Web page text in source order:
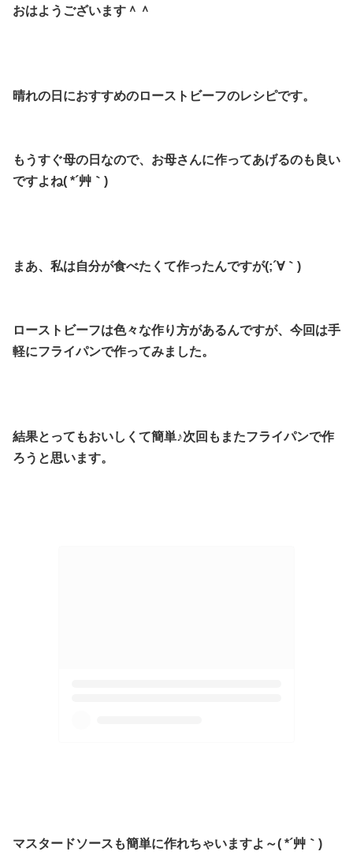
おはようございます＾＾
晴れの日におすすめのローストビーフのレシピです。
もうすぐ母の日なので、お母さんに作ってあげるのも良い
ですよね( *´艸｀)
まあ、私は自分が食べたくて作ったんですが(;´∀｀)
ローストビーフは色々な作り方があるんですが、今回は手
軽にフライパンで作ってみました。
結果とってもおいしくて簡単♪次回もまたフライパンで作
ろうと思います。
マスタードソースも簡単に作れちゃいますよ～( *´艸｀)